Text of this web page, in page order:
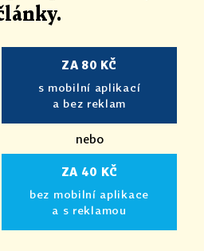
.
ZA 80 KČ
s mobilní aplikací
a bez reklam
nebo
ZA 40 KČ
bez mobilní aplikace
a s reklamou